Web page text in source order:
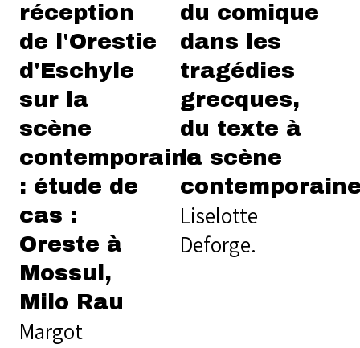
réception
de l'Orestie
d'Eschyle
sur la
scène
contemporaine
: étude de
cas :
Oreste à
Mossul,
Milo Rau
Margot
du comique
dans les
tragédies
grecques,
du texte à
la scène
Liselotte
Deforge.